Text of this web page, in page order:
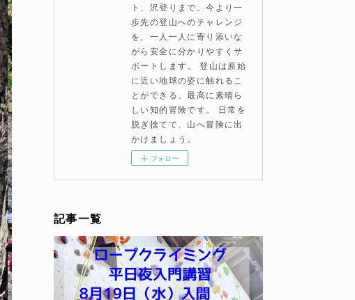
ト、沢登りまで。今より一
歩先の登山へのチャレンジ
を、一人一人に寄り添いな
がら安全に分かりやすくサ
ポートします。 登山は原始
に近い地球の姿に触れるこ
とができる、最高に素晴ら
しい知的冒険です。 日常を
脱ぎ捨てて、山へ冒険に出
かけましょう。
フォロー
記事一覧